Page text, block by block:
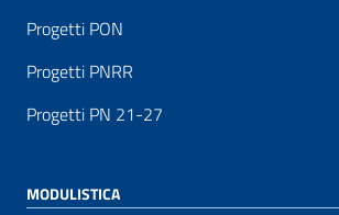
Progetti PON
Progetti PNRR
Progetti PN 21-27
MODULISTICA